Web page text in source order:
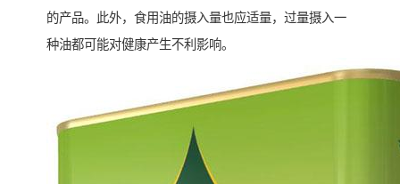
的产品。此外，食用油的摄入量也应适量，过量摄入一
种油都可能对健康产生不利影响。